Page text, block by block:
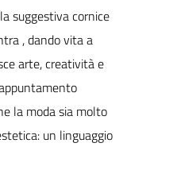
suggestiva cornice
, dando vita a
arte, creatività e
la moda sia molto
un linguaggio